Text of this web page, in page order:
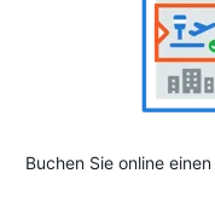
Buchen Sie online